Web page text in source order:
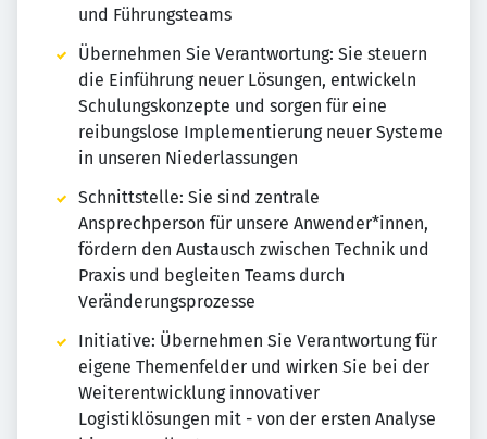
und Führungsteams
Übernehmen Sie Verantwortung: Sie steuern
die Einführung neuer Lösungen, entwickeln
Schulungskonzepte und sorgen für eine
reibungslose Implementierung neuer Systeme
in unseren Niederlassungen
Schnittstelle: Sie sind zentrale
Ansprechperson für unsere Anwender*innen,
fördern den Austausch zwischen Technik und
Praxis und begleiten Teams durch
Veränderungsprozesse
Initiative: Übernehmen Sie Verantwortung für
eigene Themenfelder und wirken Sie bei der
Weiterentwicklung innovativer
Logistiklösungen mit - von der ersten Analyse